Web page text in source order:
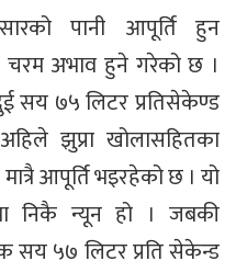
पानी आपूर्ति हुन
चरम अभाव हुने गरेको छ ।
सय ७५ लिटर प्रतिसेकेण्ड
झुप्रा खोलासहितका
आपूर्ति भइरहेको छ । यो
निकै न्यून हो । जबकी
सय ५७ लिटर प्रति सेकेन्ड